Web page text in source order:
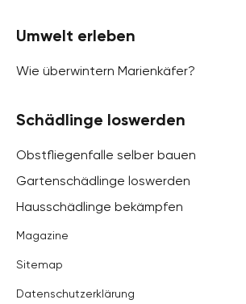
Umwelt erleben
Wie überwintern Marienkäfer?
Schädlinge loswerden
Obstfliegenfalle selber bauen
Gartenschädlinge loswerden
Hausschädlinge bekämpfen
Magazine
Sitemap
Datenschutzerklärung